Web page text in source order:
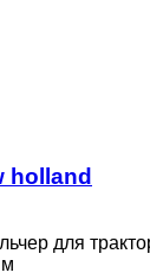
holland
для